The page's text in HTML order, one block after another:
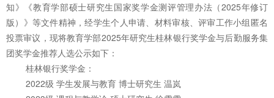
知》《教育学部硕士研究生国家奖学金测评管理办法（2025年修订
版）》等文件精神，经学生个人申请、材料审核、评审工作小组匿名
投票审议，现将教育学部2025年研究生桂林银行奖学金与后勤服务集
团奖学金推荐人选公示如下：
桂林银行奖学金：
2022级 学生发展与教育 博士研究生 温岚